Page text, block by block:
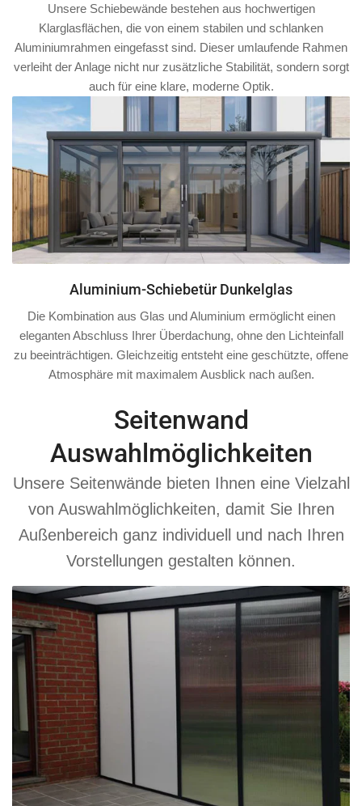
Unsere Schiebewände bestehen aus hochwertigen
Klarglasflächen, die von einem stabilen und schlanken
Aluminiumrahmen eingefasst sind. Dieser umlaufende Rahmen
verleiht der Anlage nicht nur zusätzliche Stabilität, sondern sorgt
auch für eine klare, moderne Optik.
Aluminium-Schiebetür Dunkelglas
Die Kombination aus Glas und Aluminium ermöglicht einen
eleganten Abschluss Ihrer Überdachung, ohne den Lichteinfall
zu beeinträchtigen. Gleichzeitig entsteht eine geschützte, offene
Atmosphäre mit maximalem Ausblick nach außen.
Seitenwand
Auswahlmöglichkeiten
Unsere Seitenwände bieten Ihnen eine Vielzahl
von Auswahlmöglichkeiten, damit Sie Ihren
Außenbereich ganz individuell und nach Ihren
Vorstellungen gestalten können.